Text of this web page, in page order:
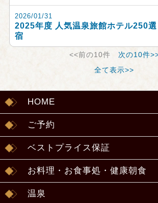
2026/01/31
2025年度 人気温泉旅館ホテル250
宿
<<前の10件 次の10件
全て表示>>
HOME
ご予約
ベストプライス保証
お料理・お食事処・健康朝食
温泉